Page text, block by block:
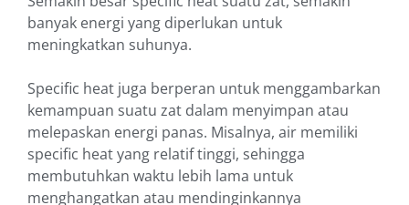
banyak energi yang diperlukan untuk
meningkatkan suhunya.
Specific heat juga berperan untuk menggambarkan
kemampuan suatu zat dalam menyimpan atau
melepaskan energi panas. Misalnya, air memiliki
specific heat yang relatif tinggi, sehingga
membutuhkan waktu lebih lama untuk
menghangatkan atau mendinginkannya